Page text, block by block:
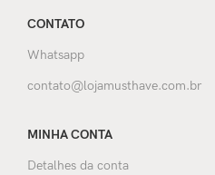
CONTATO
Whatsapp
contato@lojamusthave.com.br
MINHA CONTA
Detalhes da conta